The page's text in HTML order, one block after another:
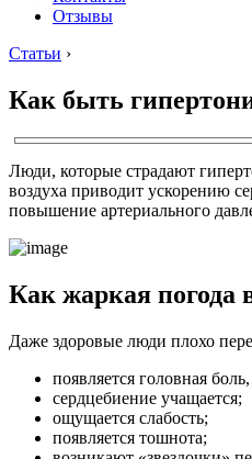
Отзывы
Статьи ›
Как быть
Люди, которые страдают
воздуха приводит ускорению
повышение артериального
Как жаркая погода
Даже здоровые люди плохо
появляется головная
сердцебиение учащается;
ощущается слабость;
появляется тошнота;